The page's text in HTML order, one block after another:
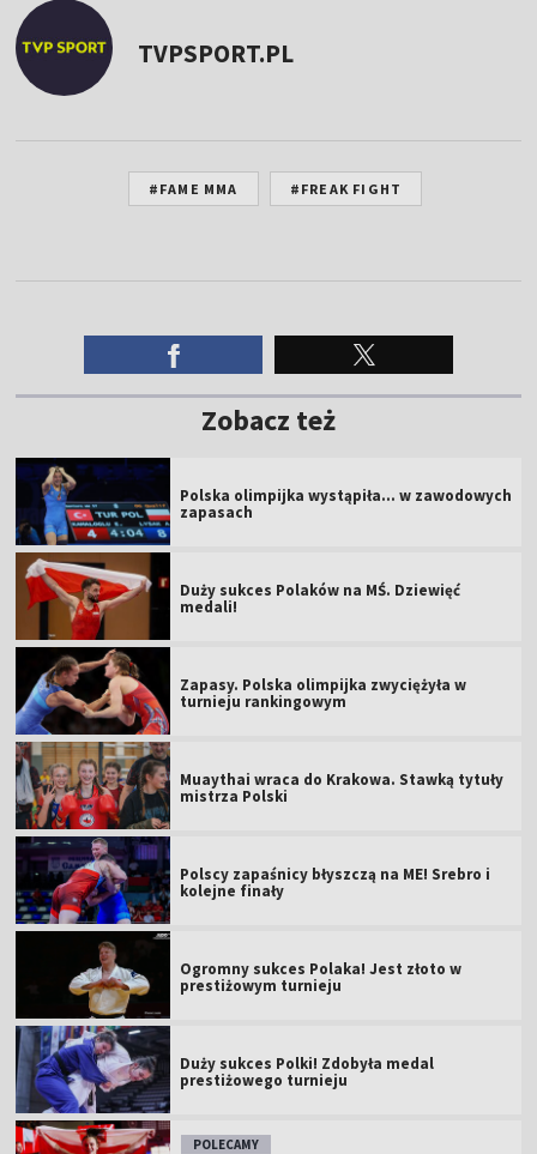
TVPSPORT.PL
#FAME MMA #FREAK FIGHT
Zobacz też
Polska olimpijka wystąpiła... w zawodowych
zapasach
Duży sukces Polaków na MŚ. Dziewięć
medali!
Zapasy. Polska olimpijka zwyciężyła w
turnieju rankingowym
Muaythai wraca do Krakowa. Stawką tytuły
mistrza Polski
Polscy zapaśnicy błyszczą na ME! Srebro i
kolejne finały
Ogromny sukces Polaka! Jest złoto w
prestiżowym turnieju
Duży sukces Polki! Zdobyła medal
prestiżowego turnieju
POLECAMY